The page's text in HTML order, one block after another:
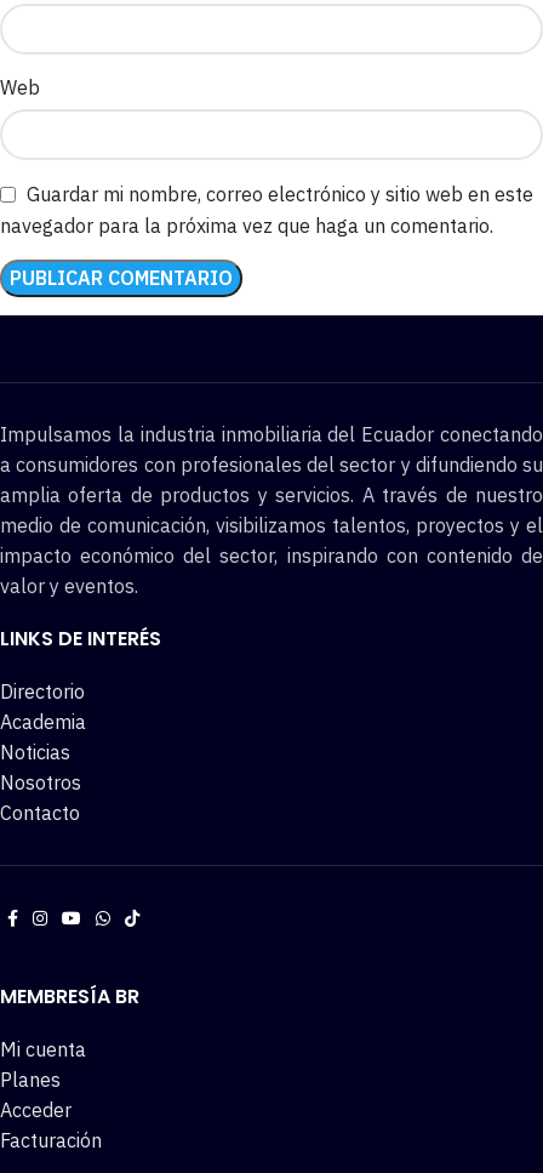
Web
Guardar mi nombre, correo electrónico y sitio web en este
navegador para la próxima vez que haga un comentario.
Impulsamos la industria inmobiliaria del Ecuador conectando
a consumidores con profesionales del sector y difundiendo su
amplia oferta de productos y servicios. A través de nuestro
medio de comunicación, visibilizamos talentos, proyectos y el
impacto económico del sector, inspirando con contenido de
valor y eventos.
LINKS DE INTERÉS
Directorio
Academia
Noticias
Nosotros
Contacto
MEMBRESÍA BR
Mi cuenta
Planes
Acceder
Facturación